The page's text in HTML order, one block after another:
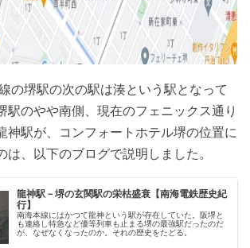
の堺駅の次の駅は湊という駅となって
駅のやや南側、現在のフェニックス通り
神駅が、コンフォートホテル堺の位置に
は、以下のブログで説明しました。
龍神駅－堺の玄関駅の栄枯盛衰【南海電鉄歴史紀
行】
南海本線にはかつて龍神という駅が存在していた。阪堺と
も連絡し特急など優等列車も止まる堺の最強駅だったのだ
が、なぜなくなったのか。それの歴史をたどる。